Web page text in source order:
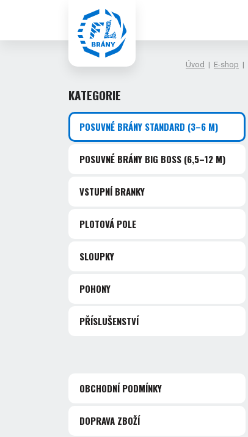
Úvod | E-shop |
KATEGORIE
POSUVNÉ BRÁNY STANDARD (3–6 M)
POSUVNÉ BRÁNY BIG BOSS (6,5–12 M)
VSTUPNÍ BRANKY
PLOTOVÁ POLE
SLOUPKY
POHONY
PŘÍSLUŠENSTVÍ
OBCHODNÍ PODMÍNKY
DOPRAVA ZBOŽÍ